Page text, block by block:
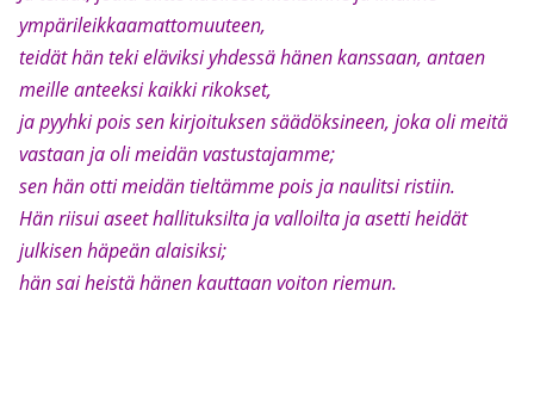
ympärileikkaamattomuuteen,
teidät hän teki eläviksi yhdessä hänen kanssaan, antaen
meille anteeksi kaikki rikokset,
ja pyyhki pois sen kirjoituksen säädöksineen, joka oli meitä
vastaan ja oli meidän vastustajamme;
sen hän otti meidän tieltämme pois ja naulitsi ristiin.
Hän riisui aseet hallituksilta ja valloilta ja asetti heidät
julkisen häpeän alaisiksi;
hän sai heistä hänen kauttaan voiton riemun.